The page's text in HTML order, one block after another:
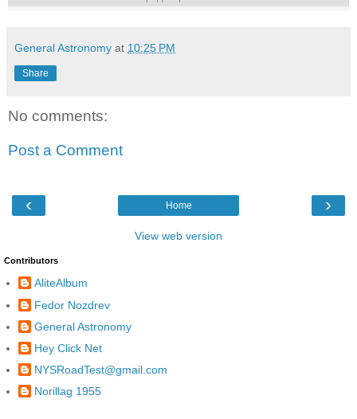
General Astronomy at 10:25 PM
Share
No comments:
Post a Comment
‹ ›
Home
View web version
Contributors
AliteAlbum
Fedor Nozdrev
General Astronomy
Hey Click Net
NYSRoadTest@gmail.com
Norillag 1955